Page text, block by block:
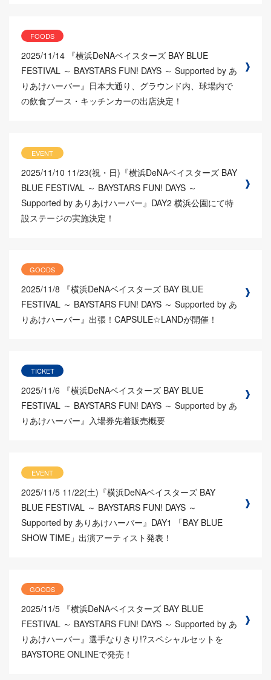
FOODS
2025/11/14 『横浜DeNAベイスターズ BAY BLUE
FESTIVAL ～ BAYSTARS FUN! DAYS ～ Supported by あ
りあけハーバー』日本大通り、グラウンド内、球場内で
の飲食ブース・キッチンカーの出店決定！
EVENT
2025/11/10 11/23(祝・日)『横浜DeNAベイスターズ BAY
BLUE FESTIVAL ～ BAYSTARS FUN! DAYS ～
Supported by ありあけハーバー』DAY2 横浜公園にて特
設ステージの実施決定！
GOODS
2025/11/8
『横浜DeNAベイスターズ BAY BLUE
FESTIVAL ～ BAYSTARS FUN! DAYS ～ Supported by あ
りあけハーバー』出張！CAPSULE☆LANDが開催！
TICKET
2025/11/6
『横浜DeNAベイスターズ BAY BLUE
FESTIVAL ～ BAYSTARS FUN! DAYS ～ Supported by あ
りあけハーバー』入場券先着販売概要
EVENT
2025/11/5 11/22(土)『横浜DeNAベイスターズ BAY
BLUE FESTIVAL ～ BAYSTARS FUN! DAYS ～
Supported by ありあけハーバー』DAY1 「BAY BLUE
SHOW TIME」出演アーティスト発表！
GOODS
2025/11/5 『横浜DeNAベイスターズ BAY BLUE
FESTIVAL ～ BAYSTARS FUN! DAYS ～ Supported by あ
りあけハーバー』選手なりきり!?スペシャルセットを
BAYSTORE ONLINEで発売！